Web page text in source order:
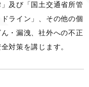
及び「国土交通省所管
ライン」、その他の個
・漏洩、社外への不正
対策を講じます。